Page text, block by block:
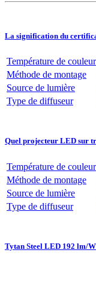
La signification du
Température de couleur
Méthode de montage
Source de lumière
Type de diffuseur
Quel projecteur LED sur
Température de couleur
Méthode de montage
Source de lumière
Type de diffuseur
Tytan Steel LED 192 lm/